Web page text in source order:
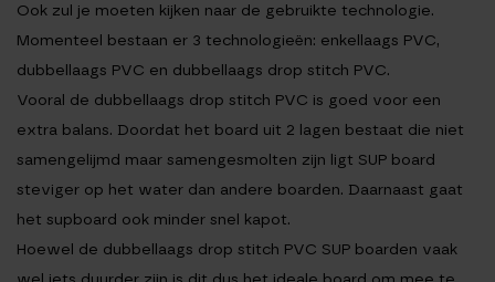
Ook zul je moeten kijken naar de gebruikte technologie.
Momenteel bestaan er 3 technologieën: enkellaags PVC,
dubbellaags PVC en dubbellaags drop stitch PVC.
Vooral de dubbellaags drop stitch PVC is goed voor een
extra balans. Doordat het board uit 2 lagen bestaat die niet
samengelijmd maar samengesmolten zijn ligt SUP board
steviger op het water dan andere boarden. Daarnaast gaat
het supboard ook minder snel kapot.
Hoewel de dubbellaags drop stitch PVC SUP boarden vaak